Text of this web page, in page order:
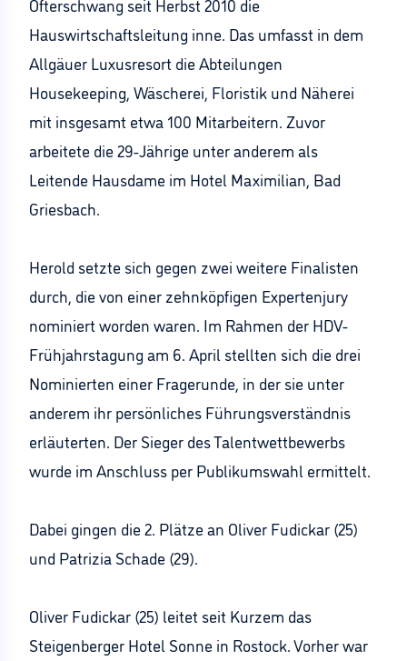
Ofterschwang seit Herbst 2010 die
Hauswirtschaftsleitung inne. Das umfasst in dem
Allgäuer Luxusresort die Abteilungen
Housekeeping, Wäscherei, Floristik und Näherei
mit insgesamt etwa 100 Mitarbeitern. Zuvor
arbeitete die 29-Jährige unter anderem als
Leitende Hausdame im Hotel Maximilian, Bad
Griesbach.
Herold setzte sich gegen zwei weitere Finalisten
durch, die von einer zehnköpfigen Expertenjury
nominiert worden waren. Im Rahmen der HDV-
Frühjahrstagung am 6. April stellten sich die drei
Nominierten einer Fragerunde, in der sie unter
anderem ihr persönliches Führungsverständnis
erläuterten. Der Sieger des Talentwettbewerbs
wurde im Anschluss per Publikumswahl ermittelt.
Dabei gingen die 2. Plätze an Oliver Fudickar (25)
und Patrizia Schade (29).
Oliver Fudickar (25) leitet seit Kurzem das
Steigenberger Hotel Sonne in Rostock. Vorher war